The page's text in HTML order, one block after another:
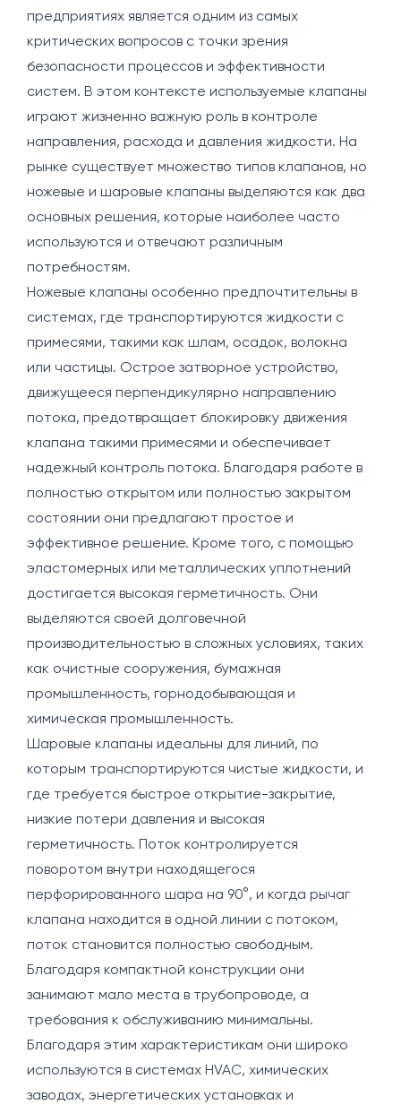
предприятиях является одним из самых
критических вопросов с точки зрения
безопасности процессов и эффективности
систем. В этом контексте используемые клапаны
играют жизненно важную роль в контроле
направления, расхода и давления жидкости. На
рынке существует множество типов клапанов, но
ножевые и шаровые клапаны выделяются как два
основных решения, которые наиболее часто
используются и отвечают различным
потребностям.
Ножевые клапаны особенно предпочтительны в
системах, где транспортируются жидкости с
примесями, такими как шлам, осадок, волокна
или частицы. Острое затворное устройство,
движущееся перпендикулярно направлению
потока, предотвращает блокировку движения
клапана такими примесями и обеспечивает
надежный контроль потока. Благодаря работе в
полностью открытом или полностью закрытом
состоянии они предлагают простое и
эффективное решение. Кроме того, с помощью
эластомерных или металлических уплотнений
достигается высокая герметичность. Они
выделяются своей долговечной
производительностью в сложных условиях, таких
как очистные сооружения, бумажная
промышленность, горнодобывающая и
химическая промышленность.
Шаровые клапаны идеальны для линий, по
которым транспортируются чистые жидкости, и
где требуется быстрое открытие-закрытие,
низкие потери давления и высокая
герметичность. Поток контролируется
поворотом внутри находящегося
перфорированного шара на 90°, и когда рычаг
клапана находится в одной линии с потоком,
поток становится полностью свободным.
Благодаря компактной конструкции они
занимают мало места в трубопроводе, а
требования к обслуживанию минимальны.
Благодаря этим характеристикам они широко
используются в системах HVAC, химических
заводах, энергетических установках и